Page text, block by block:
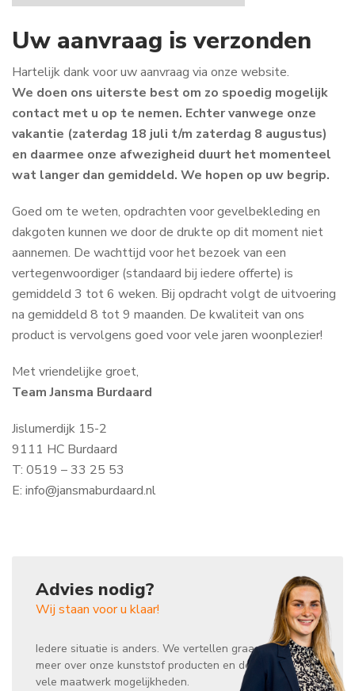
Uw aanvraag is verzonden
Hartelijk dank voor uw aanvraag via onze website.
We doen ons uiterste best om zo spoedig mogelijk
contact met u op te nemen. Echter vanwege onze
vakantie (zaterdag 18 juli t/m zaterdag 8 augustus)
en daarmee onze afwezigheid duurt het momenteel
wat langer dan gemiddeld. We hopen op uw begrip.
Goed om te weten, opdrachten voor gevelbekleding en
dakgoten kunnen we door de drukte op dit moment niet
aannemen. De wachttijd voor het bezoek van een
vertegenwoordiger (standaard bij iedere offerte) is
gemiddeld 3 tot 6 weken. Bij opdracht volgt de uitvoering
na gemiddeld 8 tot 9 maanden. De kwaliteit van ons
product is vervolgens goed voor vele jaren woonplezier!
Met vriendelijke groet,
Team Jansma Burdaard
Jislumerdijk 15-2
9111 HC Burdaard
T: 0519 – 33 25 53
E: info@jansmaburdaard.nl
Advies nodig?
Wij staan voor u klaar!
Iedere situatie is anders. We vertellen graag
meer over onze kunststof producten en de
vele maatwerk mogelijkheden.